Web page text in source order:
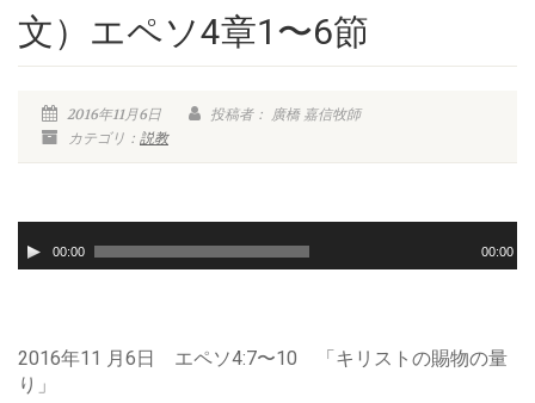
文）エペソ4章1〜6節
2016年11月6日
投稿者： 廣橋 嘉信牧師
カテゴリ： 説教
声
ヤ
ー
00:00 00:00
2016年11 月6日 エペソ4:7〜10 「キリストの賜物の量
り」